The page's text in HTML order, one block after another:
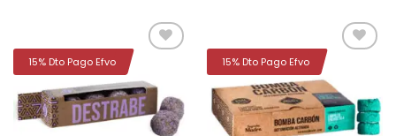
lista de
deseos
15% Dto Pago Efvo
lista de
deseos
15% Dto Pago Efvo